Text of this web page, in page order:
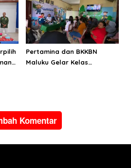
Pertamina dan BKKBN
Maluku Gelar Kelas
Komentar